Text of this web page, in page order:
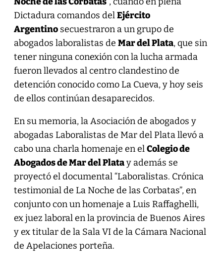
Dictadura comandos delEjército
Argentinosecuestraron a un grupo de
abogados laboralistas de Mar del Plata, que sin
tener ninguna conexión con la lucha armada
fueron llevados al centro clandestino de
detención conocido como La Cueva, y hoy seis
de ellos continúan desaparecidos.
En su memoria, la Asociación de abogados y
abogadas Laboralistas de Mar del Plata llevó a
cabo una charla homenaje en elColegio de
Abogados de Mar del Platay además se
proyectó el documental “Laboralistas. Crónica
testimonial de La Noche de las Corbatas”, en
conjunto con un homenaje a Luis Raffaghelli,
ex juez laboral en la provincia de Buenos Aires
y ex titular de la Sala VI de la Cámara Nacional
de Apelaciones porteña.